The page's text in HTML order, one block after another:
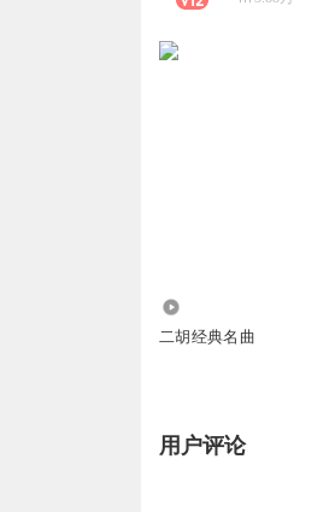
二胡经典名曲
用户评论